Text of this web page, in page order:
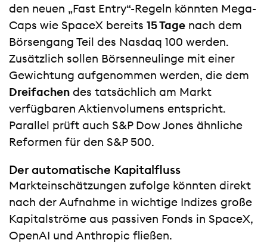
den neuen „Fast Entry“-Regeln könnten Mega-
Caps wie SpaceX bereits 15 Tage nach dem
Börsengang Teil des Nasdaq 100 werden.
Zusätzlich sollen Börsenneulinge mit einer
Gewichtung aufgenommen werden, die dem
Dreifachen des tatsächlich am Markt
verfügbaren Aktienvolumens entspricht.
Parallel prüft auch S&P Dow Jones ähnliche
Reformen für den S&P 500.
Der automatische Kapitalfluss
Markteinschätzungen zufolge könnten direkt
nach der Aufnahme in wichtige Indizes große
Kapitalströme aus passiven Fonds in SpaceX,
OpenAI und Anthropic fließen.